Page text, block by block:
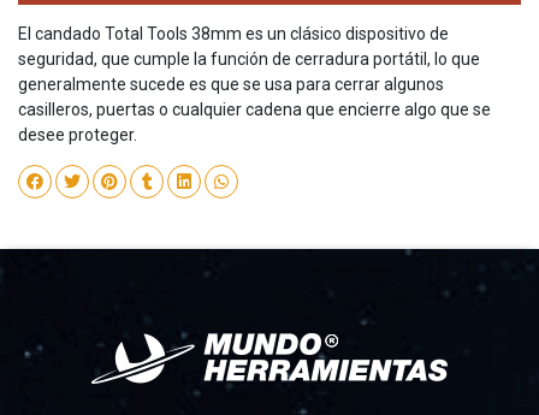
El candado Total Tools 38mm es un clásico dispositivo de
seguridad, que cumple la función de cerradura portátil, lo que
generalmente sucede es que se usa para cerrar algunos
casilleros, puertas o cualquier cadena que encierre algo que se
desee proteger.